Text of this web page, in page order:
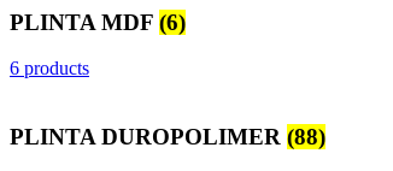
PLINTA MDF (6)
6 products
PLINTA DUROPOLIMER (88)